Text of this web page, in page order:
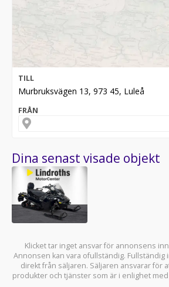
TILL
Murbruksvägen 13, 973 45, Luleå
FRÅN
Dina senast visade objekt
Klicket tar inget ansvar för annonsens
Annonsen kan vara ofullständig. Fullständig
direkt från säljaren. Säljaren ansvarar för
produkter och tjänster som är i enlighet